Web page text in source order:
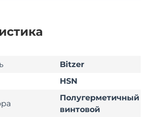
Bitzer
HSN
Полугерметичный
винтовой